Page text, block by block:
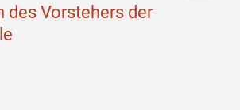
des Vorstehers der